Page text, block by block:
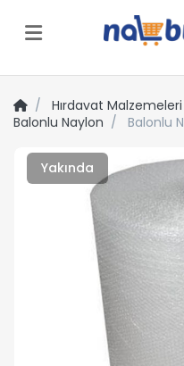
Menü
Hırdavat Malzemeleri
Balonlu Naylon
Balonlu
Yakında